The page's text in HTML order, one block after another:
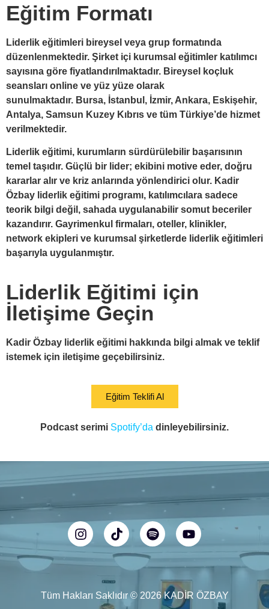
Eğitim Formatı
Liderlik eğitimleri bireysel veya grup formatında
düzenlenmektedir. Şirket içi kurumsal eğitimler katılımcı
sayısına göre fiyatlandırılmaktadır. Bireysel koçluk
seansları online ve yüz yüze olarak
sunulmaktadır. Bursa, İstanbul, İzmir, Ankara, Eskişehir,
Antalya, Samsun Kuzey Kıbrıs ve tüm Türkiye’de hizmet
verilmektedir.
Liderlik eğitimi, kurumların sürdürülebilir başarısının
temel taşıdır. Güçlü bir lider; ekibini motive eder, doğru
kararlar alır ve kriz anlarında yönlendirici olur. Kadir
Özbay liderlik eğitimi programı, katılımcılara sadece
teorik bilgi değil, sahada uygulanabilir somut beceriler
kazandırır. Gayrimenkul firmaları, oteller, klinikler,
network ekipleri ve kurumsal şirketlerde liderlik eğitimleri
başarıyla uygulanmıştır.
Liderlik Eğitimi için
İletişime Geçin
Kadir Özbay liderlik eğitimi hakkında bilgi almak ve teklif
istemek için iletişime geçebilirsiniz.
Eğitim Teklifi Al
Podcast serimi Spotify’da dinleyebilirsiniz.
Tüm Hakları Saklıdır © 2026 KADİR ÖZBAY